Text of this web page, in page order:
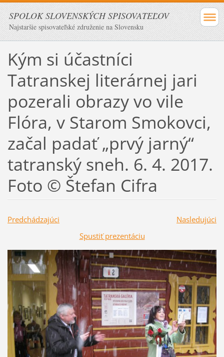
SPOLOK SLOVENSKÝCH SPISOVATEĽOV
Najstaršie spisovateľské združenie na Slovensku
Kým si účastníci
Tatranskej literárnej jari
pozerali obrazy vo vile
Flóra, v Starom Smokovci,
začal padať „prvý jarný“
tatranský sneh. 6. 4. 2017.
Foto © Štefan Cifra
Predchádzajúci
Nasledujúci
Spustiť prezentáciu